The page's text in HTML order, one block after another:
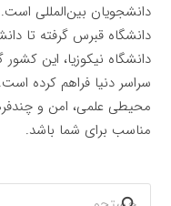
دانشجویان بین‌المللی
دانشگاه قبرس گرفته تا
دانشگاه نیکوزیا، این
سراسر دنیا فراهم کرده
محیطی علمی، امن و
مناسب برای شما باشد.
جستجو